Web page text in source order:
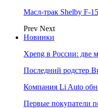
Масл-трак Shelby F-
Prev Next
Новинки
Xpeng в России: две
Последний родстер
Компания Li Auto
Первые покупатели